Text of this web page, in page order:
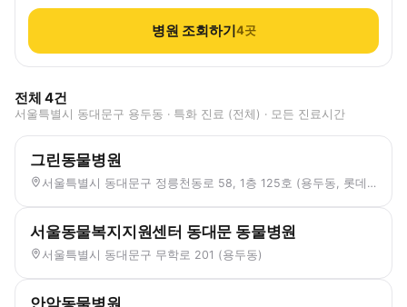
병원 조회하기4곳
전체 4건
서울특별시 동대문구 용두동 · 특화 진료 (전체) · 모든 진료시간
그린동물병원
서울특별시 동대문구 정릉천동로 58, 1층 125호 (용두동, 롯데캐슬피렌체)
서울동물복지지원센터 동대문 동물병원
서울특별시 동대문구 무학로 201 (용두동)
안암동물병원